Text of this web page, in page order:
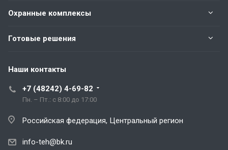
Охранные комплексы
Готовые решения
Наши контакты
+7 (48242) 4-69-82
Пн. – Пт.: с 8:00 до 17:00
Российская федерация, Центральный регион
info-teh@bk.ru